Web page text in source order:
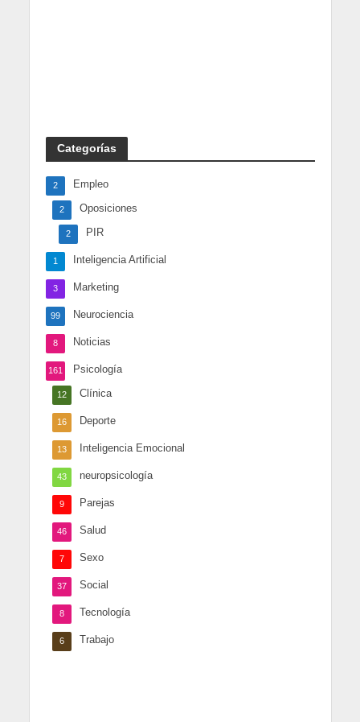
Categorías
Empleo
2
Oposiciones
2
PIR
2
Inteligencia Artificial
1
Marketing
3
Neurociencia
99
Noticias
8
Psicología
161
Clínica
12
Deporte
16
Inteligencia Emocional
13
neuropsicología
43
Parejas
9
Salud
46
Sexo
7
Social
37
Tecnología
8
Trabajo
6